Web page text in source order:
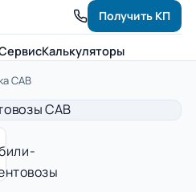
Калькуляторы
Получить КП
САВ